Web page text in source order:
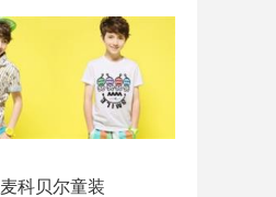
麦科贝尔童装